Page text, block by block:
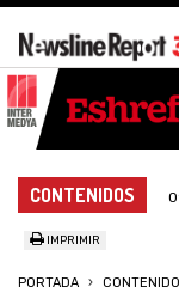
CONTENIDOS
IMPRIMIR
PORTADA